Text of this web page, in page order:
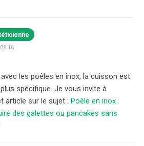
les poêles en inox, la cuisson est
spécifique. Je vous invite à
article sur le sujet : Poêle en inox :
des galettes ou pancakes sans